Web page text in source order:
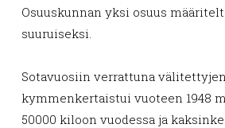
Osuuskunnan yksi osuus
suuruiseksi.
Sotavuosiin verrattuna
kymmenkertaistui vuoteen 1948
50000 kiloon vuodessa ja